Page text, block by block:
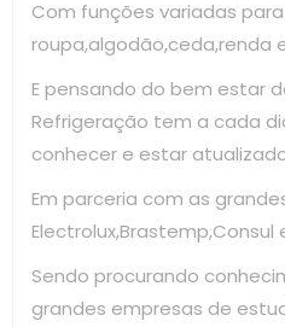
Com funções variadas
roupa,algodão,ceda,renda
E pensando do bem estar
Refrigeração tem a cada
conhecer e estar
Em parceria com as
Electrolux,Brastemp,Consul
Sendo procurando
grandes empresas de